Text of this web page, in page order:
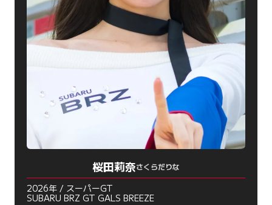
桜田莉奈さくらだりな
2026年 / スーパーGT
SUBARU BRZ GT GALS BREEZE